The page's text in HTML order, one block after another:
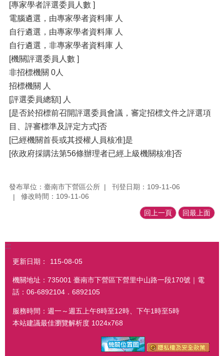
[專家學者評選委員人數 ]
電腦遴選，由專家學者資料庫 人
自行遴選，由專家學者資料庫 人
自行遴選，非專家學者資料庫 人
[機關評選委員人數 ]
非招標機關 0人
招標機關 人
[評選委員總額] 人
[是否於招標前召開評選委員會議，審定招標文件之評選項
目、評審標準及評定方式]否
[已經機關首長或其授權人員核准]是
[依政府採購法第56條辦理者已經上級機關核准]否
發布單位：臺南市下營區公所
刊登日期：109-11-06
修改時間：109-11-06
回上一頁 回最上面
:::
更新日期： 115-08-05
機關地址：735001 臺南市下營區下營里中山路一段170號｜電
話：06-6892104．6892105
服務時間：週一～週五上午8時至12時、下午1時至5時
本站建議最佳瀏覽解析度 1024x768